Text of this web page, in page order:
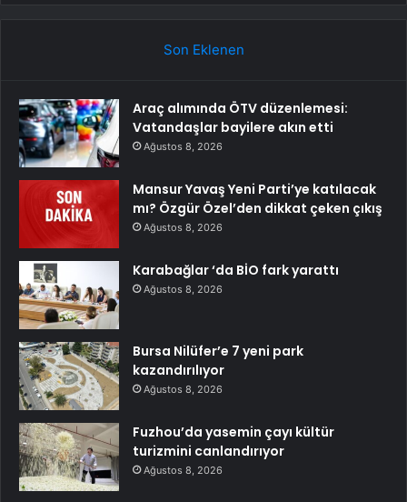
Son Eklenen
Araç alımında ÖTV düzenlemesi:
Vatandaşlar bayilere akın etti
Ağustos 8, 2026
Mansur Yavaş Yeni Parti’ye katılacak
mı? Özgür Özel’den dikkat çeken çıkış
Ağustos 8, 2026
Karabağlar ‘da BİO fark yarattı
Ağustos 8, 2026
Bursa Nilüfer’e 7 yeni park
kazandırılıyor
Ağustos 8, 2026
Fuzhou’da yasemin çayı kültür
turizmini canlandırıyor
Ağustos 8, 2026